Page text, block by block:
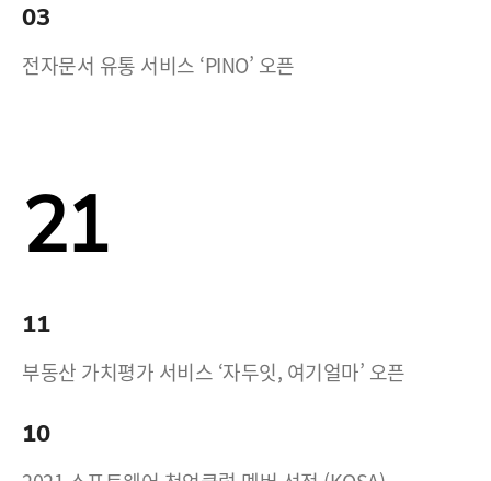
03
전자문서 유통 서비스 ‘PINO’ 오픈
21
11
부동산 가치평가 서비스 ‘자두잇, 여기얼마’ 오픈
10